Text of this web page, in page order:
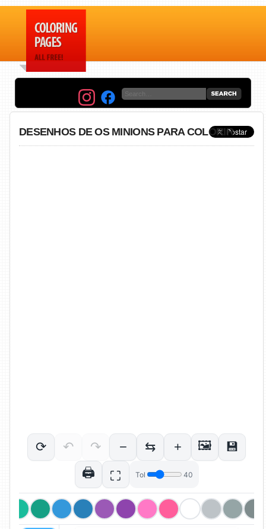
DESENHOS DE OS MINIONS PARA COLORIR